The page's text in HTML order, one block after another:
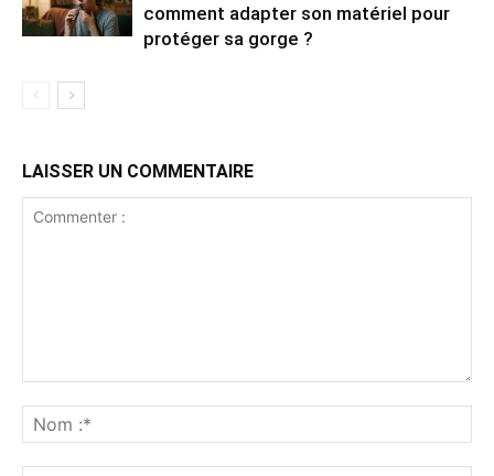
comment adapter son matériel pour
protéger sa gorge ?
LAISSER UN COMMENTAIRE